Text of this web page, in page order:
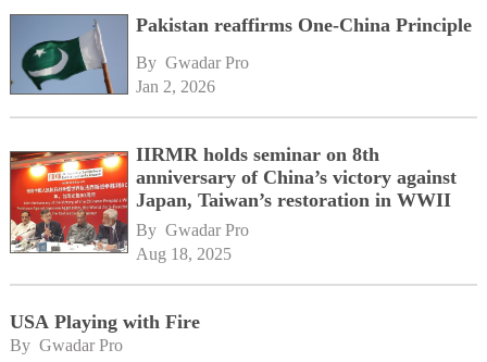
Pakistan reaffirms One-China Principle
By Gwadar Pro
Jan 2, 2026
IIRMR holds seminar on 8th
anniversary of China’s victory against
Japan, Taiwan’s restoration in WWII
By Gwadar Pro
Aug 18, 2025
USA Playing with Fire
By Gwadar Pro